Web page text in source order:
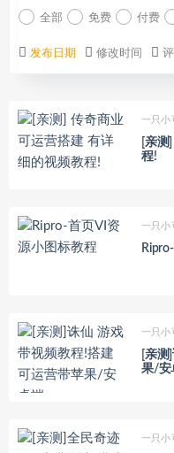
全部 免费 付费
发布日期 修改时间
一只小
[亲
程!
一只小
一只小
[亲测]诛仙 游
果/安
一只小